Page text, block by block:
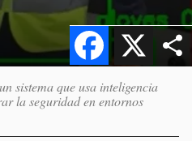
X
Facebook
sistema que usa inteligencia
la seguridad en entornos